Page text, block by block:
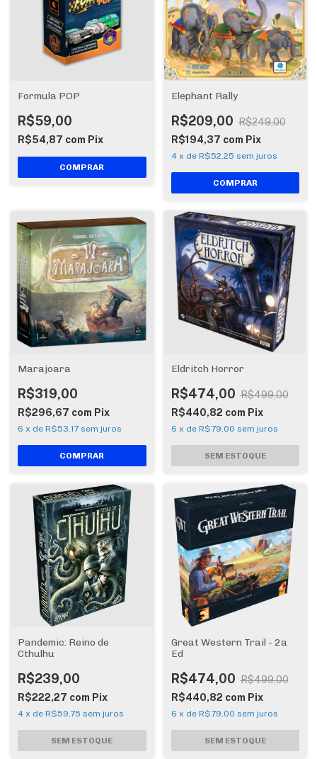
Formula POP
R$59,00
R$54,87 com Pix
Elephant Rally
R$209,00 R$249,00
R$194,37 com Pix
4 x de R$52,25 sem juros
Marajoara
R$319,00
R$296,67 com Pix
6 x de R$53,17 sem juros
Eldritch Horror
R$474,00 R$499,00
R$440,82 com Pix
6 x de R$79,00 sem juros
Pandemic: Reino de
Cthulhu
R$239,00
R$222,27 com Pix
4 x de R$59,75 sem juros
Great Western Trail - 2a
Ed
R$474,00 R$499,00
R$440,82 com Pix
6 x de R$79,00 sem juros